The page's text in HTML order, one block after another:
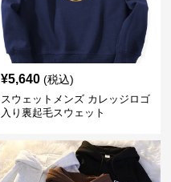
¥5,640 (税込)
スウェットメンズ カレッジロゴ
入り裏起毛スウェット